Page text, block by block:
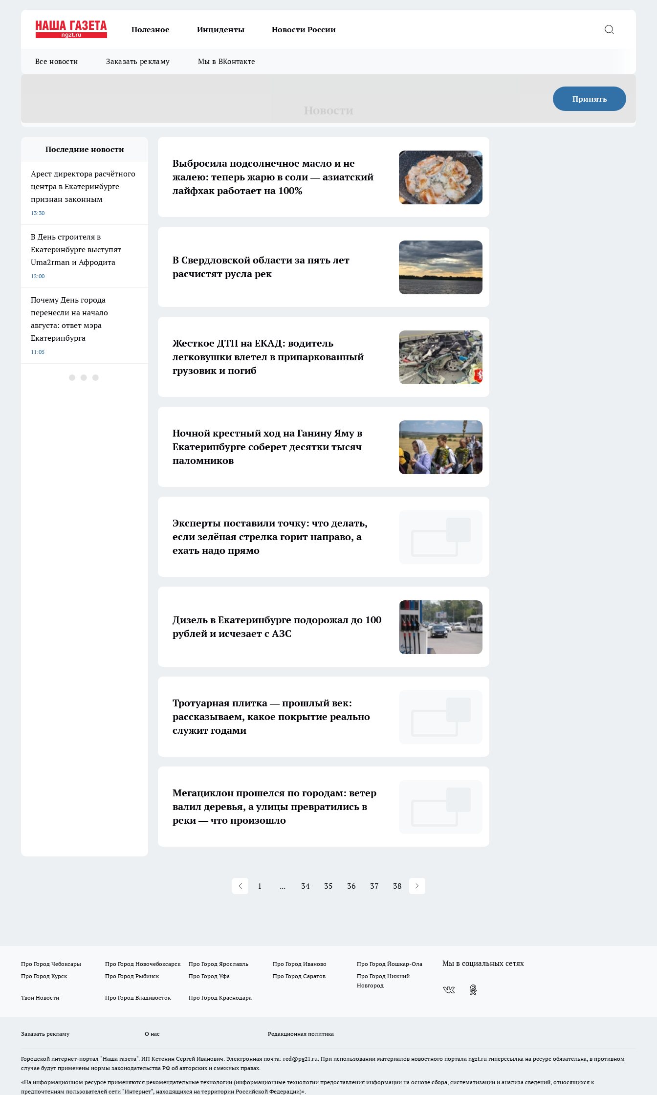
Полезное Инциденты Новости России
Все новости Заказать рекламу Мы в ВКонтакте
Принять
Последние новости
Арест директора расчётного
центра в Екатеринбурге
признан законным
13:30
В День строителя в
Екатеринбурге выступят
Uma2rman и Афродита
12:00
Почему День города
перенесли на начало
августа: ответ мэра
Екатеринбурга
11:05
Не выбрасывайте лишний
Выбросила подсолнечное масло и не
жалею: теперь жарю в соли — азиатский
лайфхак работает на 100%
В Свердловской области за пять лет
расчистят русла рек
Жесткое ДТП на ЕКАД: водитель
легковушки влетел в припаркованный
грузовик и погиб
Ночной крестный ход на Ганину Яму в
Екатеринбурге соберет десятки тысяч
паломников
Эксперты поставили точку: что делать,
если зелёная стрелка горит направо, а
ехать надо прямо
Дизель в Екатеринбурге подорожал до 100
рублей и исчезает с АЗС
Тротуарная плитка — прошлый век:
рассказываем, какое покрытие реально
служит годами
Мегациклон прошелся по городам: ветер
валил деревья, а улицы превратились в
реки — что произошло
1 ... 34 35 36 37 38
Про Город Чебоксары Про Город Новочебоксарск Про Город Ярославль Про Город Иваново
Про Город Йошкар-Ола
Про Город Курск
Про Город Рыбинск Про Город Уфа Про Город Саратов
Про Город Нижний
Новгород
Твои Новости
Про Город Владивосток Про Город Краснодара
Мы в социальных сетях
Заказать рекламу О нас Редакционная политика
Городской интернет-портал "Наша газета". ИП Кстенин Сергей Иванович. Электронная почта: red@pg21.ru. При использовании материалов новостного портала ngzt.ru гиперссылка на ресурс обязательна, в противном
случае будут применены нормы законодательства РФ об авторских и смежных правах.
«На информационном ресурсе применяются рекомендательные технологии (информационные технологии предоставления информации на основе сбора, систематизации и анализа сведений, относящихся к
предпочтениям пользователей сети "Интернет", находящихся на территории Российской Федерации)».